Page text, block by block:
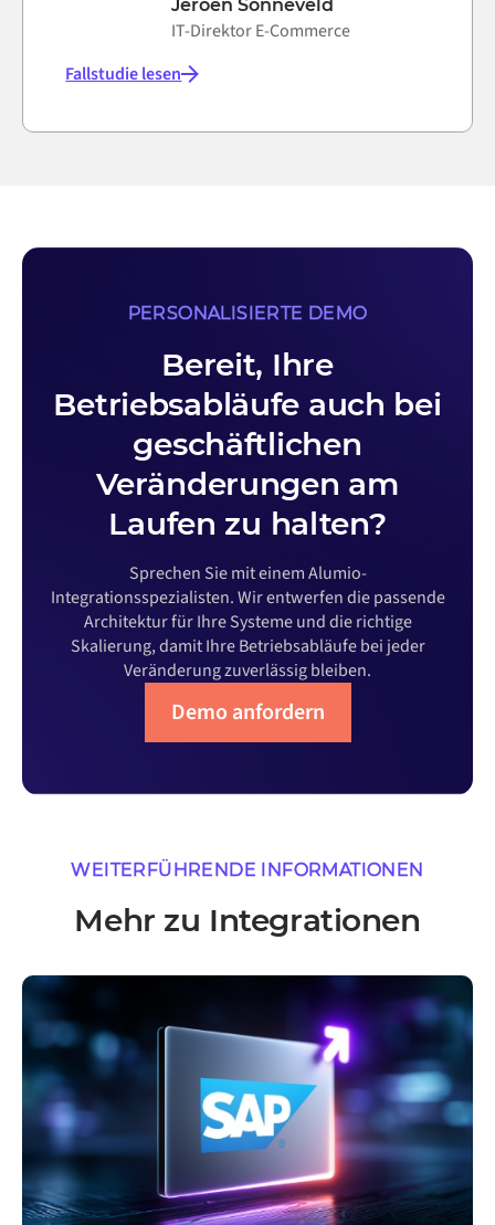
Jeroen Sonneveld
IT-Direktor E-Commerce
Fallstudie lesen
PERSONALISIERTE DEMO
Bereit, Ihre
Betriebsabläufe auch bei
geschäftlichen
Veränderungen am
Laufen zu halten?
Sprechen Sie mit einem Alumio-
Integrationsspezialisten. Wir entwerfen die passende
Architektur für Ihre Systeme und die richtige
Skalierung, damit Ihre Betriebsabläufe bei jeder
Veränderung zuverlässig bleiben.
Demo anfordern
WEITERFÜHRENDE INFORMATIONEN
Mehr zu Integrationen